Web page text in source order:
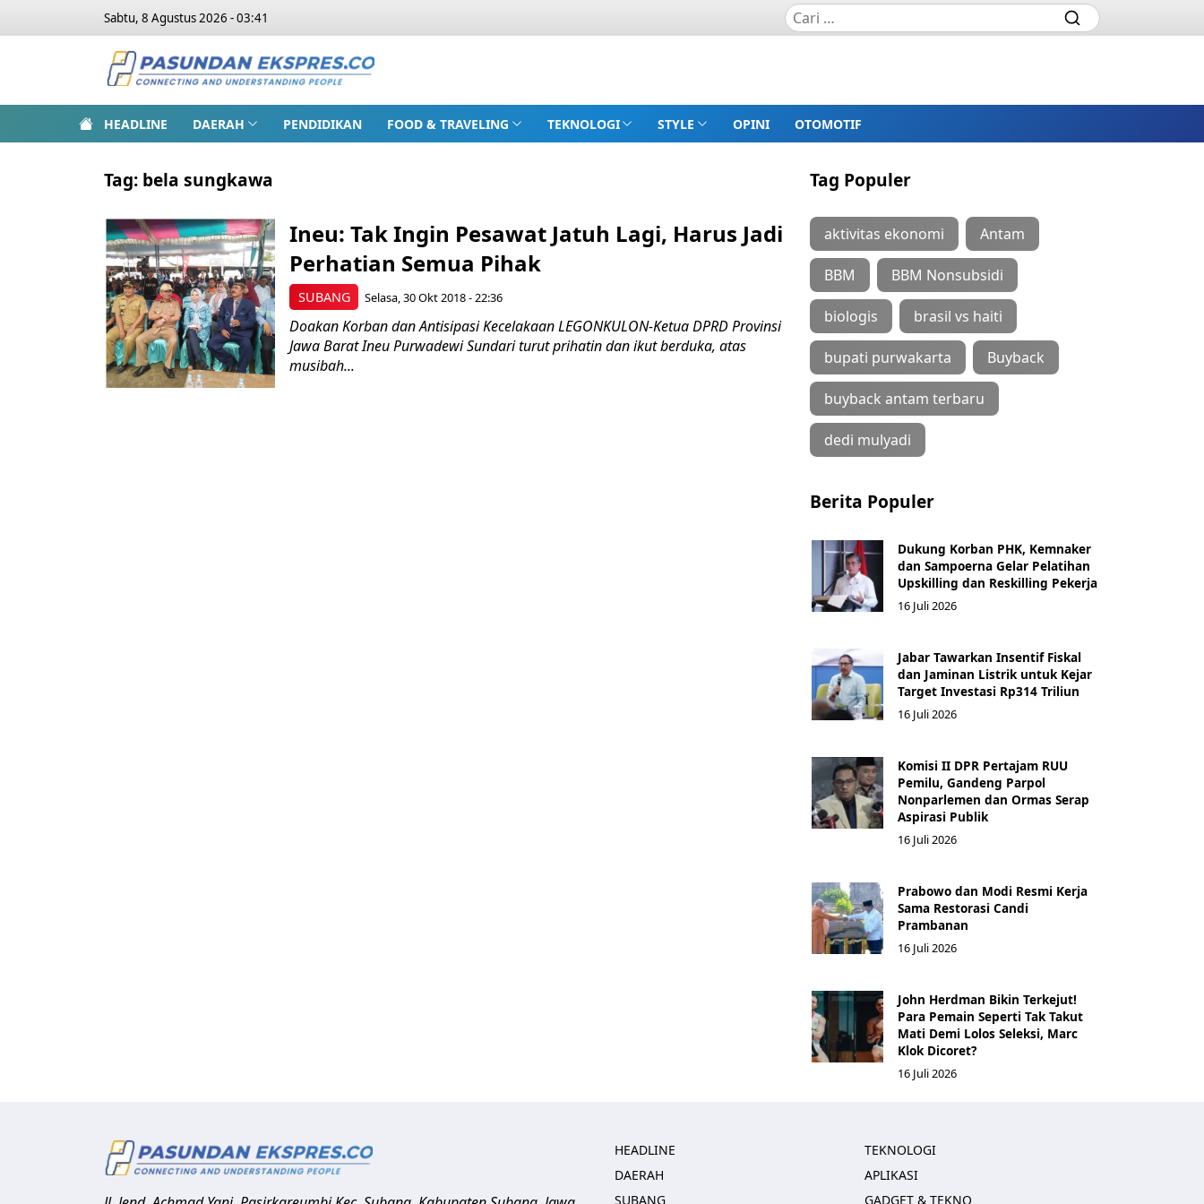
Sabtu, 8 Agustus 2026 - 03:41
HEADLINE DAERAH PENDIDIKAN FOOD & TRAVELING TEKNOLOGI STYLE OPINI OTOMOTIF
Tag: bela sungkawa
SUBANG
Ineu: Tak Ingin Pesawat Jatuh Lagi, Harus Jadi
Perhatian Semua Pihak
Selasa, 30 Okt 2018 - 22:36
Doakan Korban dan Antisipasi Kecelakaan LEGONKULON-Ketua DPRD Provinsi
Jawa Barat Ineu Purwadewi Sundari turut prihatin dan ikut berduka, atas
musibah...
Tag Populer
aktivitas ekonomi Antam
BBM BBM Nonsubsidi
biologis brasil vs haiti
bupati purwakarta Buyback
buyback antam terbaru
dedi mulyadi
Berita Populer
Dukung Korban PHK, Kemnaker
dan Sampoerna Gelar Pelatihan
Upskilling dan Reskilling Pekerja
16 Juli 2026
Jabar Tawarkan Insentif Fiskal
dan Jaminan Listrik untuk Kejar
Target Investasi Rp314 Triliun
16 Juli 2026
Komisi II DPR Pertajam RUU
Pemilu, Gandeng Parpol
Nonparlemen dan Ormas Serap
Aspirasi Publik
16 Juli 2026
Prabowo dan Modi Resmi Kerja
Sama Restorasi Candi
Prambanan
16 Juli 2026
John Herdman Bikin Terkejut!
Para Pemain Seperti Tak Takut
Mati Demi Lolos Seleksi, Marc
Klok Dicoret?
16 Juli 2026
HEADLINE
DAERAH
SUBANG
TEKNOLOGI
APLIKASI
GADGET & TEKNO